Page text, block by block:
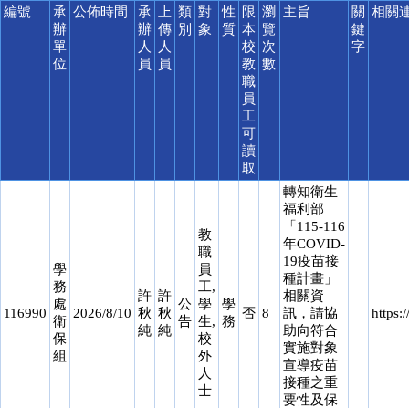
編號
承
辦
單
位
公佈時間
承
辦
人
員
上
傳
人
員
類
別
對
象
性
質
限
本
校
教
職
員
工
可
讀
取
瀏
覽
次
數
主旨
關
鍵
字
相關
116990
學
務
處
衛
保
組
2026/8/10
許
秋
純
許
秋
純
公
告
教
職
員
工,
學
生,
校
外
人
士
學
務
否 8
轉知衛生
福利部
「115-116
年COVID-
19疫苗接
種計畫」
相關資
訊，請協
助向符合
實施對象
宣導疫苗
接種之重
要性及保